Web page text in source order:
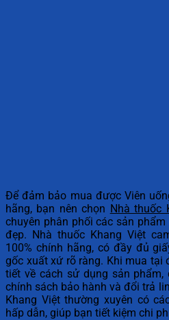
Để đảm bảo mua được Viên
hãng, bạn nên chọn Nhà thuốc
chuyên phân phối các sản
đẹp. Nhà thuốc Khang Việt
100% chính hãng, có đầy đủ
gốc xuất xứ rõ ràng. Khi mua tại
tiết về cách sử dụng sản
chính sách bảo hành và đổi trả
Khang Việt thường xuyên có
hấp dẫn, giúp bạn tiết kiệm chi